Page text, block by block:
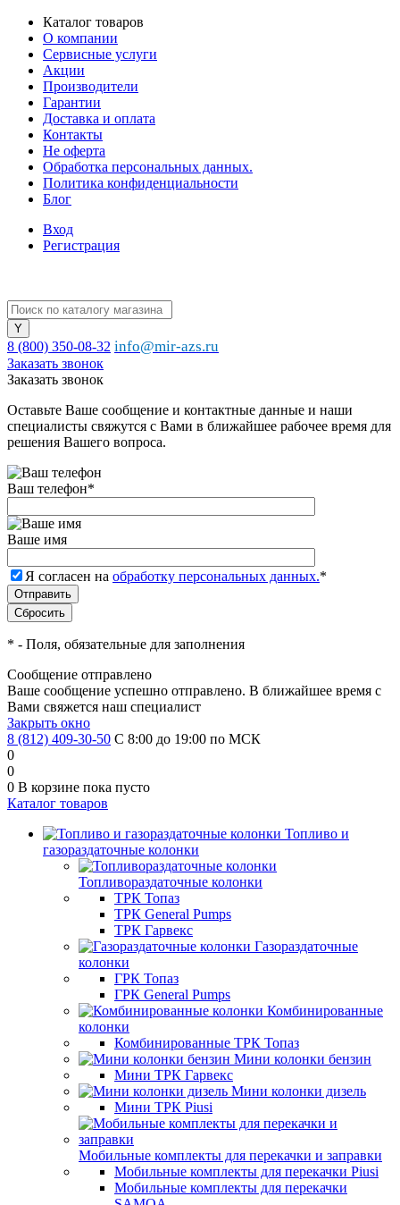
Каталог товаров
О компании
Сервисные услуги
Акции
Производители
Гарантии
Доставка и оплата
Контакты
Не оферта
Обработка персональных данных.
Политика конфиденциальности
Блог
Вход
Регистрация
8 (800) 350-08-32 info@mir-azs.ru
Заказать звонок
Заказать звонок
Оставьте Ваше сообщение и контактные данные и наши
специалисты свяжутся с Вами в ближайшее рабочее время для
решения Вашего вопроса.
Ваш телефон*
Ваше имя
Я согласен на обработку персональных данных.*
* - Поля, обязательные для заполнения
Сообщение отправлено
Ваше сообщение успешно отправлено. В ближайшее время с
Вами свяжется наш специалист
Закрыть окно
8 (812) 409-30-50 С 8:00 до 19:00 по МСК
0
0
0 В корзине пока пусто
Каталог товаров
Топливо и
газораздаточные колонки
Топливораздаточные колонки
ТРК Топаз
ТРК General Pumps
ТРК Гарвекс
Газораздаточные
колонки
ГРК Топаз
ГРК General Pumps
Комбинированные
колонки
Комбинированные ТРК Топаз
Мини колонки бензин
Мини ТРК Гарвекс
Мини колонки дизель
Мини ТРК Piusi
Мобильные комплекты для перекачки и заправки
Мобильные комплекты для перекачки Piusi
Мобильные комплекты для перекачки